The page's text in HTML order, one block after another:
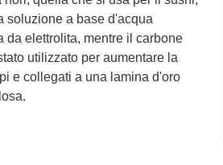
soluzione a base d'acqua
da elettrolita, mentre il carbone
utilizzato per aumentare la
e collegati a una lamina d'oro